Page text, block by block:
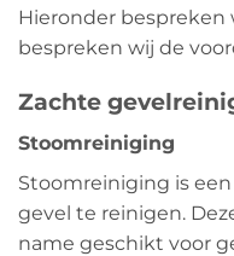
Hieronder bespreken
bespreken wij de
Zachte
Stoomreiniging
Stoomreiniging is
gevel te reinigen.
name geschikt voor